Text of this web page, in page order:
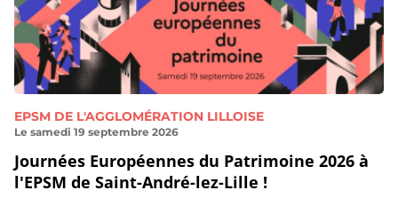
EPSM DE L'AGGLOMÉRATION LILLOISE
Le samedi 19 septembre 2026
Journées Européennes du Patrimoine 2026 à
l'EPSM de Saint-André-lez-Lille !